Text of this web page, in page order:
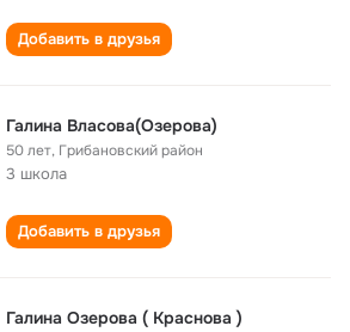
Добавить в друзья
Галина Власова(Озерова)
50 лет, Грибановский район
3 школа
Добавить в друзья
Галина Озерова ( Краснова )